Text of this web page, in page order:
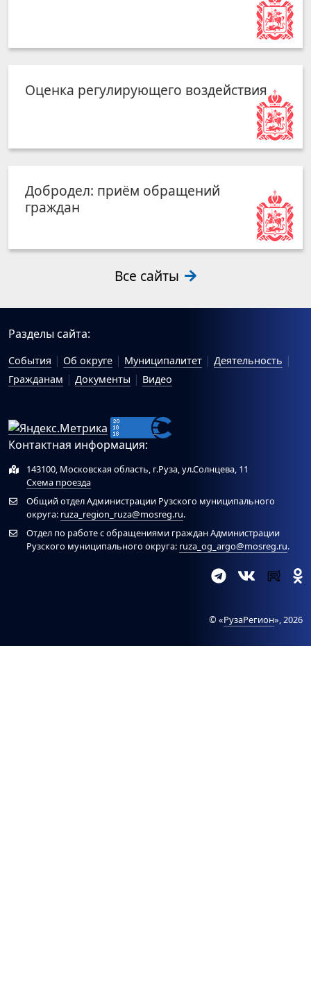
Оценка регулирующего воздействия
Добродел: приём обращений
граждан
Все сайты
Разделы сайта:
События Об округе Муниципалитет
Деятельность
Гражданам
Документы Видео
Контактная информация:
143100, Московская область, г.Руза, ул.Солнцева, 11
Схема проезда
Общий отдел Администрации Рузского муниципального
округа: ruza_region_ruza@mosreg.ru.
Отдел по работе с обращениями граждан Администрации
Рузского муниципального округа: ruza_og_argo@mosreg.ru.
© «РузаРегион», 2026